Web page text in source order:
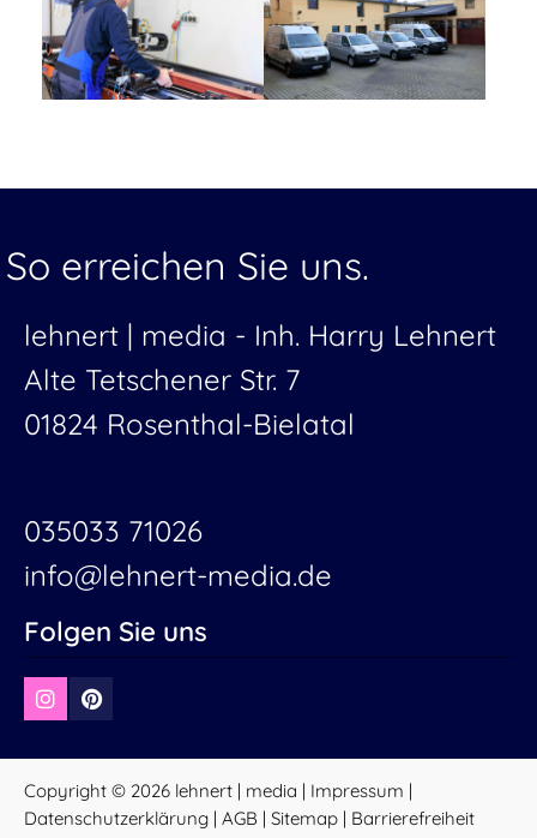
So erreichen Sie uns.
lehnert | media - Inh. Harry Lehnert
Alte Tetschener Str. 7
01824 Rosenthal-Bielatal
035033 71026
info@lehnert-media.de
Folgen Sie uns
Copyright © 2026 lehnert | media | Impressum |
Datenschutzerklärung | AGB | Sitemap | Barrierefreiheit